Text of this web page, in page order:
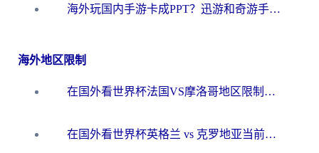
海外玩国内手游卡成PPT？迅游和奇游手游哪个好？一篇讲透回国加速器怎么选
海外地区限制
在国外看世界杯法国VS摩洛哥地区限制？这篇指南让你流畅看中文解说无压力
在国外看世界杯英格兰 vs 克罗地亚当前地区不可播放？这篇指南帮你搞定所有海外观赛难题